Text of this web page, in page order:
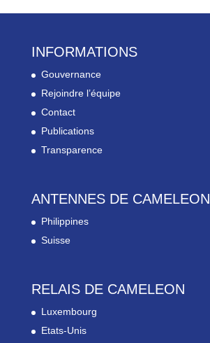
INFORMATIONS
Gouvernance
Rejoindre l’équipe
Contact
Publications
Transparence
ANTENNES DE CAMELEON
Philippines
Suisse
RELAIS DE CAMELEON
Luxembourg
Etats-Unis